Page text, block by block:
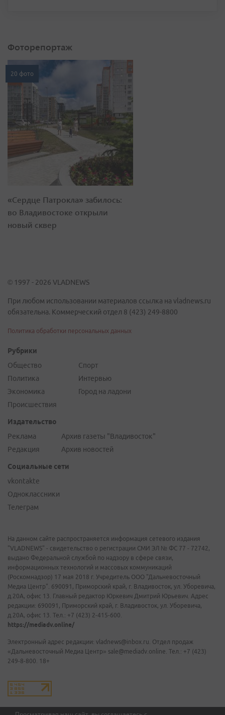
Фоторепортаж
20 фото
«Сердце Патрокла» забилось:
во Владивостоке открыли
новый сквер
© 1997 - 2026 VLADNEWS
При любом использовании материалов ссылка на vladnews.ru
обязательна. Коммерческий отдел 8 (423) 249-8800
Политика обработки персональных данных
Рубрики
Общество
Политика
Экономика
Происшествия
Спорт
Интервью
Город на ладони
Издательство
Реклама
Редакция
Архив газеты "Владивосток"
Архив новостей
Социальные сети
vkontakte
Одноклассники
Телеграм
На данном сайте распространяется информация сетевого издания
"VLADNEWS" - свидетельство о регистрации СМИ ЭЛ № ФС 77 - 72742,
выдано Федеральной службой по надзору в сфере связи,
информационных технологий и массовых коммуникаций
(Роскомнадзор) 17 мая 2018 г. Учредитель ООО "Дальневосточный
Медиа Центр". 690091, Приморский край, г. Владивосток, ул. Уборевича,
д.20А, офис 13. Главный редактор Юркевич Дмитрий Юрьевич. Адрес
редакции: 690091, Приморский край, г. Владивосток, ул. Уборевича,
д.20А, офис 13. Тел.: +7 (423) 2-415-600.
https://mediadv.online/
Электронный адрес редакции: vladnews@inbox.ru. Отдел продаж
«Дальневосточный Медиа Центр» sale@mediadv.online. Тел.: +7 (423)
249-8-800. 18+